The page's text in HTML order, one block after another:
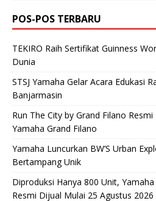
POS-POS TERBARU
TEKIRO Raih Sertifikat Guinness
Dunia
STSJ Yamaha Gelar Acara Edukasi
Banjarmasin
Run The City by Grand Filano
Yamaha Grand Filano
Yamaha Luncurkan BW’S Urban
Bertampang Unik
Diproduksi Hanya 800 Unit,
Resmi Dijual Mulai 25 Agustus 2026